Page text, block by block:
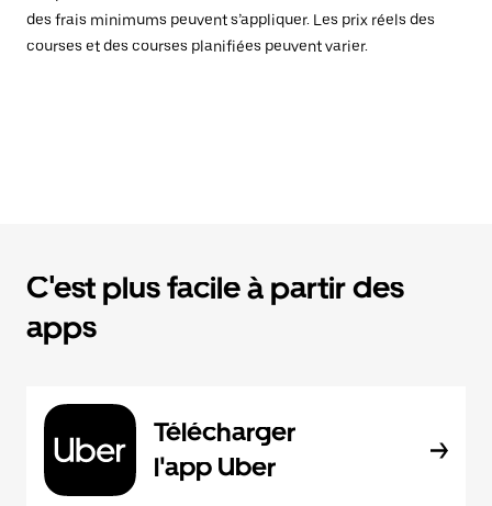
des frais minimums peuvent s’appliquer. Les prix réels des
courses et des courses planifiées peuvent varier.
C'est plus facile à partir des
apps
Télécharger
l'app Uber